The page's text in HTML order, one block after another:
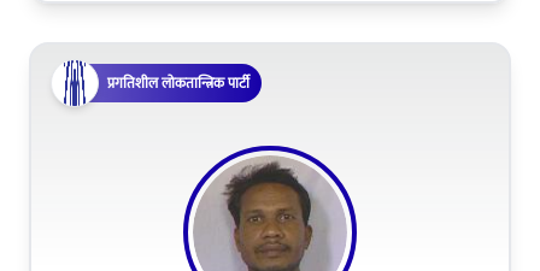
प्रगतिशील लोकतान्त्रिक पार्टी